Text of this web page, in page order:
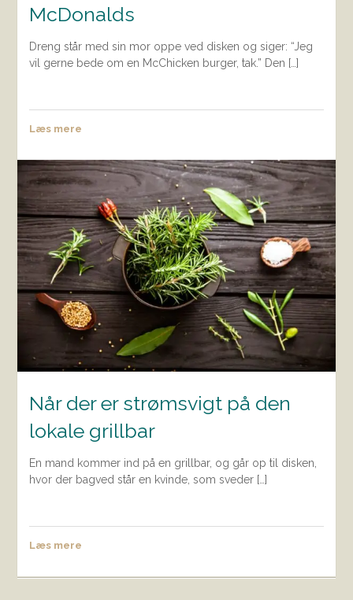
McDonalds
Dreng står med sin mor oppe ved disken og siger: “Jeg
vil gerne bede om en McChicken burger, tak.” Den […]
Læs mere
Når der er strømsvigt på den
lokale grillbar
En mand kommer ind på en grillbar, og går op til disken,
hvor der bagved står en kvinde, som sveder […]
Læs mere